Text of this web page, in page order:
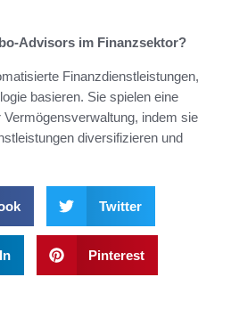
Advisors im Finanzsektor?
Finanzdienstleistungen,
basieren. Sie spielen eine
indem sie
diversifizieren und
Twitter
Pinterest